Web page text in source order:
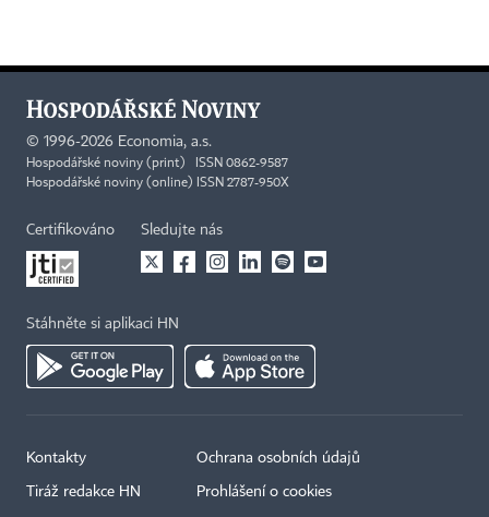
© 1996-2026 Economia, a.s.
Hospodářské noviny (print) ISSN 0862-9587
Hospodářské noviny (online) ISSN 2787-950X
Certifikováno Sledujte nás
Stáhněte si aplikaci HN
Kontakty
Tiráž redakce HN
Ochrana osobních údajů
Prohlášení o cookies